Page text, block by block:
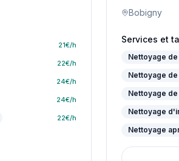
21€/h
22€/h
24€/h
24€/h
22€/h
Bobigny
Services et
Nettoyage
Nettoyage
Nettoyage
Nettoyage
Nettoyage